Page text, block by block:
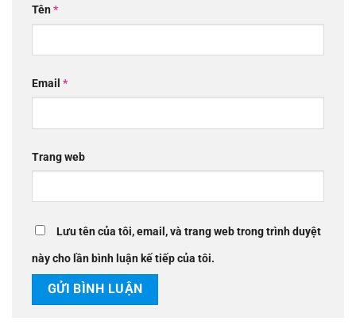
Tên*
Email *
Trang web
Lưu tên của tôi, email, và trang web trong trình duyệt
này cho lần bình luận kế tiếp của tôi.